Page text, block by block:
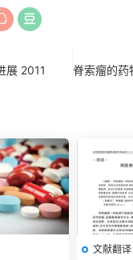
展 2011
脊索瘤的药
文献翻译